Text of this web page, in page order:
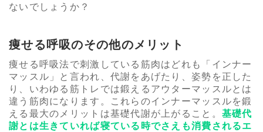
ないでしょうか？
痩せる呼吸のその他のメリット
痩せる呼吸法で刺激している筋肉はどれも「インナー
マッスル」と言われ、代謝をあげたり、姿勢を正した
り、いわゆる筋トレでは鍛えるアウターマッスルとは
違う筋肉になります。これらのインナーマッスルを鍛
える最大のメリットは基礎代謝が上がること。 基礎代
謝とは生きていれば寝ている時でさえも消費されるエ